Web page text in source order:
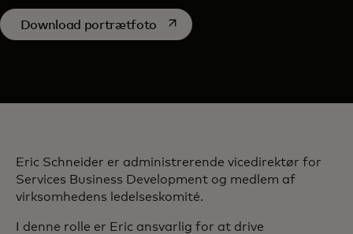
Download portrætfoto opens in a new tab
Eric Schneider er administrerende vicedirektør for
Services Business Development og medlem af
virksomhedens ledelseskomité.
I denne rolle er Eric ansvarlig for at drive